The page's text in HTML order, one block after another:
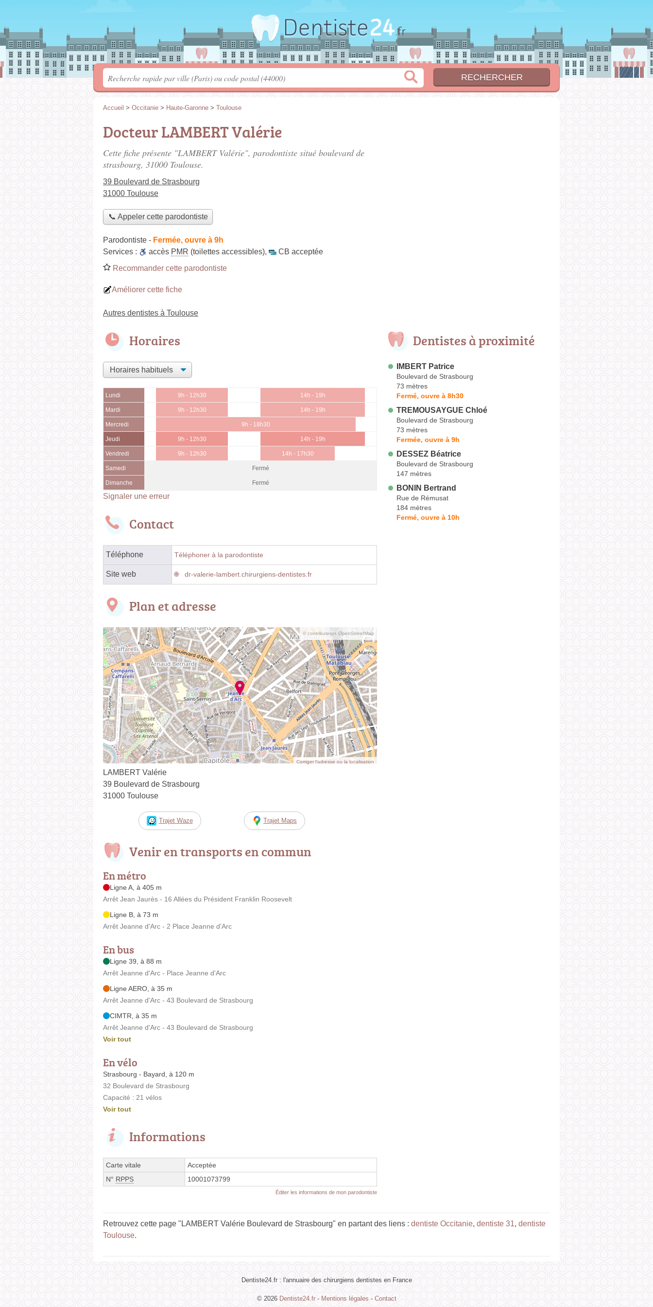
Accueil > Occitanie > Haute-Garonne > Toulouse
Docteur LAMBERT Valérie
Cette fiche présente "LAMBERT Valérie", parodontiste situé boulevard de
strasbourg, 31000 Toulouse.
39 Boulevard de Strasbourg
31000 Toulouse
📞 Appeler cette parodontiste
Parodontiste - Fermée, ouvre à 9h
Services :
accès PMR (toilettes accessibles),
CB acceptée
Recommander cette parodontiste
Améliorer cette fiche
Autres dentistes à Toulouse
Horaires
Lundi 9h - 12h30 14h - 19h
Mardi 9h - 12h30 14h - 19h
Mercredi 9h - 18h30
Jeudi 9h - 12h30 14h - 19h
Vendredi 9h - 12h30 14h - 17h30
Samedi Fermé
Dimanche Fermé
Signaler une erreur
Contact
Téléphone Téléphoner à la parodontiste
Site web dr-valerie-lambert.chirurgiens-dentistes.fr
Plan et adresse
© contributeurs OpenStreetMap
Corriger l’adresse ou la localisation
LAMBERT Valérie
39 Boulevard de Strasbourg
31000 Toulouse
Trajet Waze Trajet Maps
Venir en transports en commun
En métro
Ligne A, à 405 m
Arrêt Jean Jaurès - 16 Allées du Président Franklin Roosevelt
Ligne B, à 73 m
Arrêt Jeanne d'Arc - 2 Place Jeanne d'Arc
En bus
Ligne 39, à 88 m
Arrêt Jeanne d'Arc - Place Jeanne d'Arc
Ligne AERO, à 35 m
Arrêt Jeanne d'Arc - 43 Boulevard de Strasbourg
CIMTR, à 35 m
Arrêt Jeanne d'Arc - 43 Boulevard de Strasbourg
Voir tout
En vélo
Strasbourg - Bayard, à 120 m
32 Boulevard de Strasbourg
Capacité : 21 vélos
Voir tout
Informations
Carte vitale
Acceptée
N° RPPS 10001073799
Éditer les informations de mon parodontiste
Dentistes à proximité
IMBERT Patrice
Boulevard de Strasbourg
73 mètres
Fermé, ouvre à 8h30
TREMOUSAYGUE Chloé
Boulevard de Strasbourg
73 mètres
Fermée, ouvre à 9h
DESSEZ Béatrice
Boulevard de Strasbourg
147 mètres
BONIN Bertrand
Rue de Rémusat
184 mètres
Fermé, ouvre à 10h
Retrouvez cette page "LAMBERT Valérie Boulevard de Strasbourg" en partant des liens : dentiste Occitanie, dentiste 31, dentiste
Toulouse.
Dentiste24.fr : l'annuaire des chirurgiens dentistes en France
© 2026 Dentiste24.fr - Mentions légales - Contact